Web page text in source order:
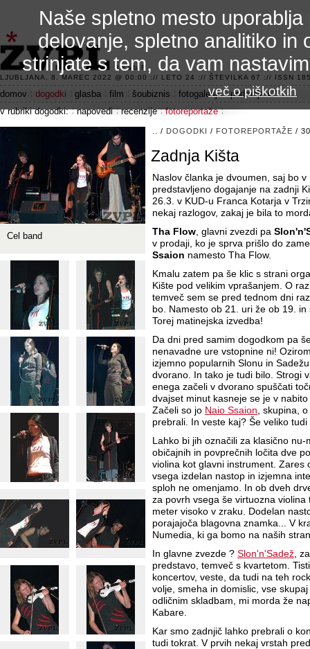
3.2 alfa R
LJUBLJANA, 8. MAREC 2022 @ 00:00 :// LETO 24 :// ŠTEVILKA 67 :// ISSN
domov dogodki glasba film šoubiznis fotogalerije
področje 42
v rubriki dogodki:
napovedi recenzije fotoreportaže
/ DOGODKI / FOTOREPORTAŽE /
Zadnja Kišta
Naslov članka je dvoumen, saj bo
predstavljeno dogajanje na zadnji
26.3. v KUD-u Franca Kotarja v
nekaj razlogov, zakaj je bila to
Tha Flow, glavni zvezdi pa
v prodaji, ko je sprva prišlo do
Ssaion namesto Tha Flow.
Kmalu zatem pa še klic s strani
Kište pod velikim vprašanjem. O
temveč sem se pred tednom dni
bo. Namesto ob 21. uri že ob 19.
Torej matinejska izvedba!
Da dni pred samim dogodkom pa
nenavadne ure vstopnine ni!
izjemno popularnih Slonu in
dvorano. In tako je tudi bilo. Strogi
enega začeli v dvorano spuščati
dvajset minut kasneje se je v
Začeli so jo Naio Ssaion, skupina,
prebrali. In veste kaj? Še veliko tudi
Lahko bi jih označili za klasično
običajnih in povprečnih ločita dve
violina kot glavni instrument. Zares
vsega izdelan nastop in izjemna
sploh ne omenjamo. In ob dveh
za povrh vsega še virtuozna
meter visoko v zraku. Dodelan
porajajoča blagovna znamka... V
Numedia, ki ga bomo na naših
In glavne zvezde ? Slon'n'Sadež,
predstavo, temveč s kvartetom.
koncertov, veste, da tudi na teh
volje, smeha in domislic, vse
odličnim skladbam, mi morda že
Kabare.
Kar smo zadnjič lahko prebrali o
tudi tokrat. V prvih nekaj vrstah
Cel band
Naše spletno mesto
delovanje, spletno analitiko in
strinjate s tem, da vam
več o piškotkih